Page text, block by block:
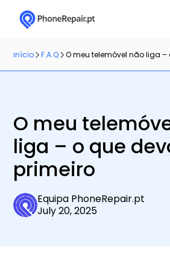
início F.A.Q O meu telemóvel não liga
O meu
liga – o que
primeiro
Equipa PhoneRepair.pt
July 20, 2025